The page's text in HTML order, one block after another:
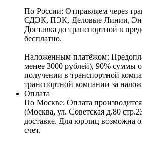
По России: Отправляем через
СДЭК, ПЭК, Деловые Линии,
Доставка до транспортной в
бесплатно.
Наложенным платёжом:
менее 3000 рублей), 90% суммы
получении в транспортной
транспортной компании за
Оплата
По Москве: Оплата
(Москва, ул. Советская д.80
доставке. Для юр.лиц возможна
счет.